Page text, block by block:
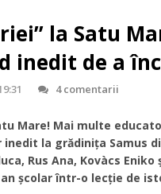
la Satu
inedit de a
4 comentarii
Mare! Mai multe
la grădinița Samus
Rus Ana, Kovàcs Eniko
școlar într-o lecție de